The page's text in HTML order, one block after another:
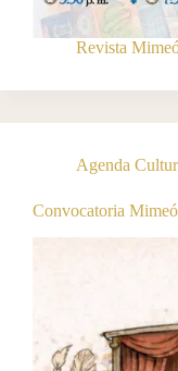
Revista
Agenda
Convocatoria